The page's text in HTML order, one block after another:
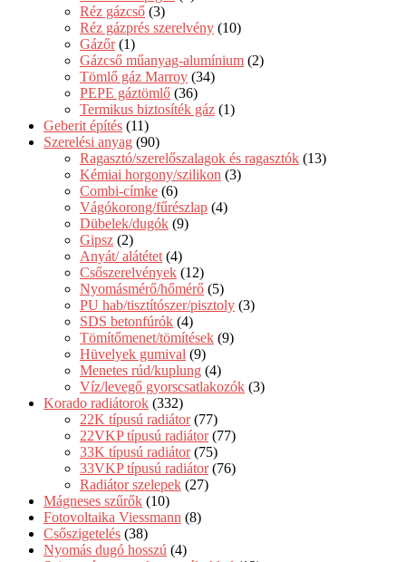
Réz gázcső (3)
Réz gázprés szerelvény (10)
Gázőr (1)
Gázcső műanyag-alumínium (2)
Tömlő gáz Marroy (34)
PEPE gáztömlő (36)
Termikus biztosíték gáz (1)
Geberit építés (11)
Szerelési anyag (90)
Ragasztó/szerelőszalagok és ragasztók (13)
Kémiai horgony/szilikon (3)
Combi-címke (6)
Vágókorong/fűrészlap (4)
Dübelek/dugók (9)
Gipsz (2)
Anyát/ alátétet (4)
Csőszerelvények (12)
Nyomásmérő/hőmérő (5)
PU hab/tisztítószer/pisztoly (3)
SDS betonfúrók (4)
Tömítőmenet/tömítések (9)
Hüvelyek gumival (9)
Menetes rúd/kuplung (4)
Víz/levegő gyorscsatlakozók (3)
Korado radiátorok (332)
22K típusú radiátor (77)
22VKP típusú radiátor (77)
33K típusú radiátor (75)
33VKP típusú radiátor (76)
Radiátor szelepek (27)
Mágneses szűrők (10)
Fotovoltaika Viessmann (8)
Csőszigetelés (38)
Nyomás dugó hosszú (4)